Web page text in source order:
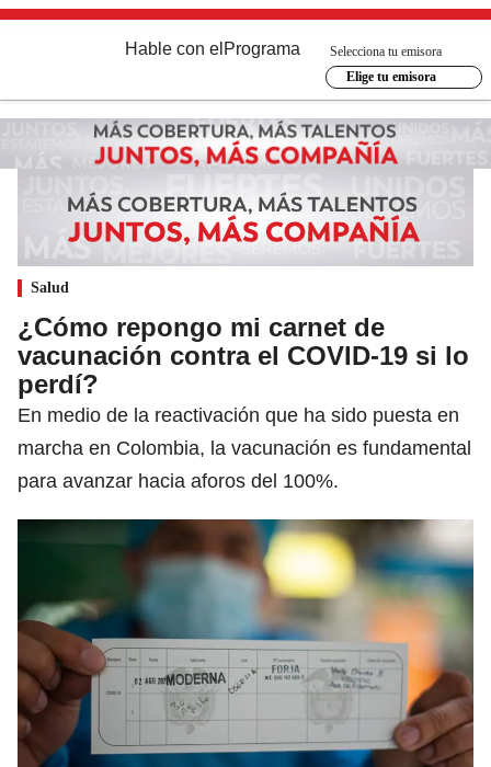
Hable con el Programa
Selecciona tu emisora
Elige tu emisora
Salud
¿Cómo repongo mi carnet de
vacunación contra el COVID-19 si lo
perdí?
En medio de la reactivación que ha sido puesta en
marcha en Colombia, la vacunación es fundamental
para avanzar hacia aforos del 100%.